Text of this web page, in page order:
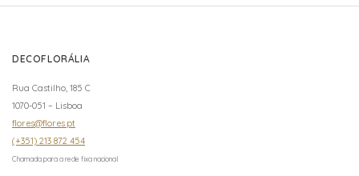
DECOFLORÁLIA
Rua Castilho, 185 C
1070-051 – Lisboa
flores@flores.pt
(+351) 213 872 454
Chamada para a rede fixa nacional